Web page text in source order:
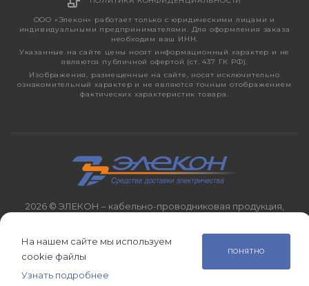
ООО «Элекон» работает только с юридическими лицами и
индивидуальными предпринимателями. Для оформления заказа
необходим ваш ИНН.
Указанные на сайте цены носят информационный характер и не
являются публичной офертой (ст. 437 ГК РФ).
Изображения, размещенные на сайте, носят исключительно
ознакомительный характер и не являются точным отображением
фактических характеристик товара.
2026 © ЭЛЕКОН – кабельно-проводниковая продукция,
На нашем сайте мы используем
cookie файлы
Узнать подробнее
ПОНЯТНО